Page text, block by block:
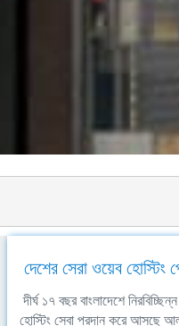
দেশের সেরা ওয়েব হোস্টিং
দীর্ঘ ১৭ বছর বাংলাদেশে
হোস্টিং সেবা প্রদান করে আসছে